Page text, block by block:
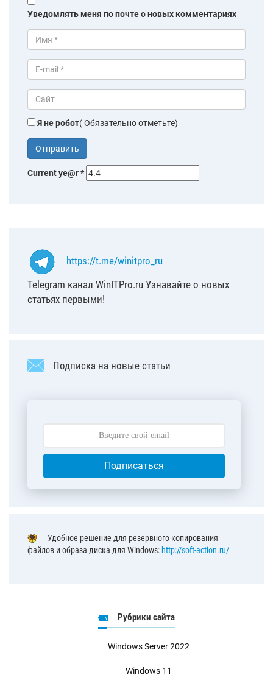
Уведомлять меня по почте о новых комментариях
Я не робот( Обязательно отметьте)
Current ye@r*
https://t.me/winitpro_ru
Telegram канал WinITPro.ru Узнавайте о новых
статьях первыми!
Подписка на новые статьи
Подписаться
Удобное решение для резервного копирования
файлов и образа диска для Windows: http://soft-action.ru/
Рубрики сайта
Windows Server 2022
Windows 11